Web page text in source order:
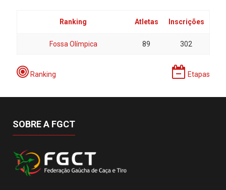
Ranking Atletas Inscrições
Fossa Olímpica 89 302
Ranking Etapas
SOBRE A FGCT